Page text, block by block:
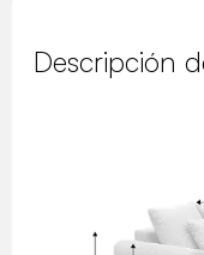
Descripción